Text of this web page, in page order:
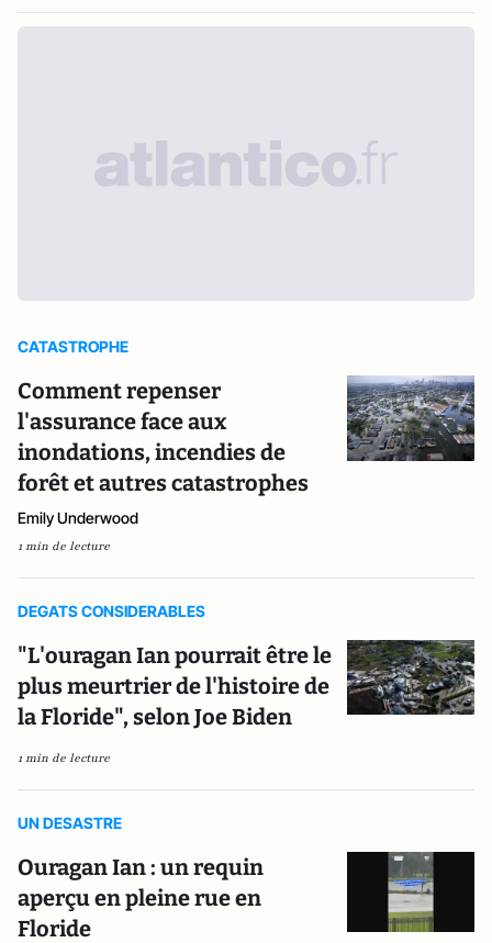
CATASTROPHE
Comment repenser
l'assurance face aux
inondations, incendies de
forêt et autres catastrophes
Emily Underwood
1 min de lecture
DEGATS CONSIDERABLES
"L'ouragan Ian pourrait être le
plus meurtrier de l'histoire de
la Floride", selon Joe Biden
1 min de lecture
UN DESASTRE
Ouragan Ian : un requin
aperçu en pleine rue en
Floride